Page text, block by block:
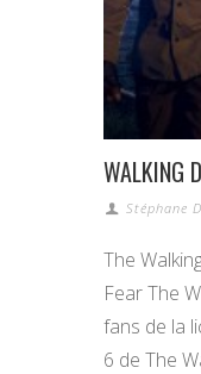
WALKING
Stéphane
The
Fear The
fans de la
6 de The